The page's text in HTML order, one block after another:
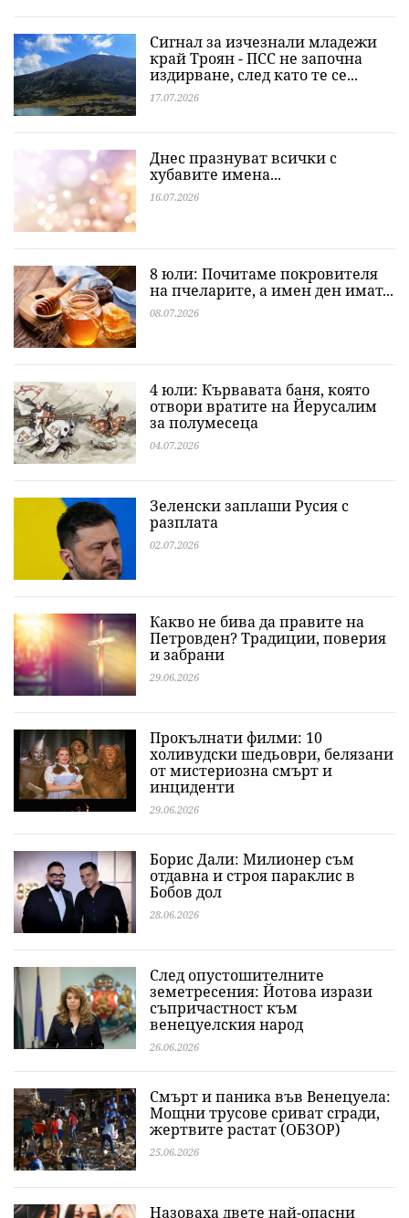
Сигнал за изчезнали младежи
край Троян - ПСС не започна
издирване, след като те се...
17.07.2026
Днес празнуват всички с
хубавите имена...
16.07.2026
8 юли: Почитаме покровителя
на пчеларите, а имен ден имат...
08.07.2026
4 юли: Кървавата баня, която
отвори вратите на Йерусалим
за полумесеца
04.07.2026
Зеленски заплаши Русия с
разплата
02.07.2026
Какво не бива да правите на
Петровден? Традиции, поверия
и забрани
29.06.2026
Прокълнати филми: 10
холивудски шедьоври, белязани
от мистериозна смърт и
инциденти
29.06.2026
Борис Дали: Милионер съм
отдавна и строя параклис в
Бобов дол
28.06.2026
След опустошителните
земетресения: Йотова изрази
съпричастност към
венецуелския народ
26.06.2026
Смърт и паника във Венецуела:
Мощни трусове сриват сгради,
жертвите растат (ОБЗОР)
25.06.2026
Назоваха двете най-опасни